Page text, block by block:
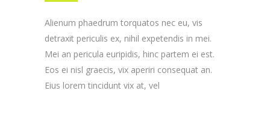
Alienum phaedrum torquatos nec eu, vis
detraxit periculis ex, nihil expetendis in mei.
Mei an pericula euripidis, hinc partem ei est.
Eos ei nisl graecis, vix aperiri consequat an.
Eius lorem tincidunt vix at, vel